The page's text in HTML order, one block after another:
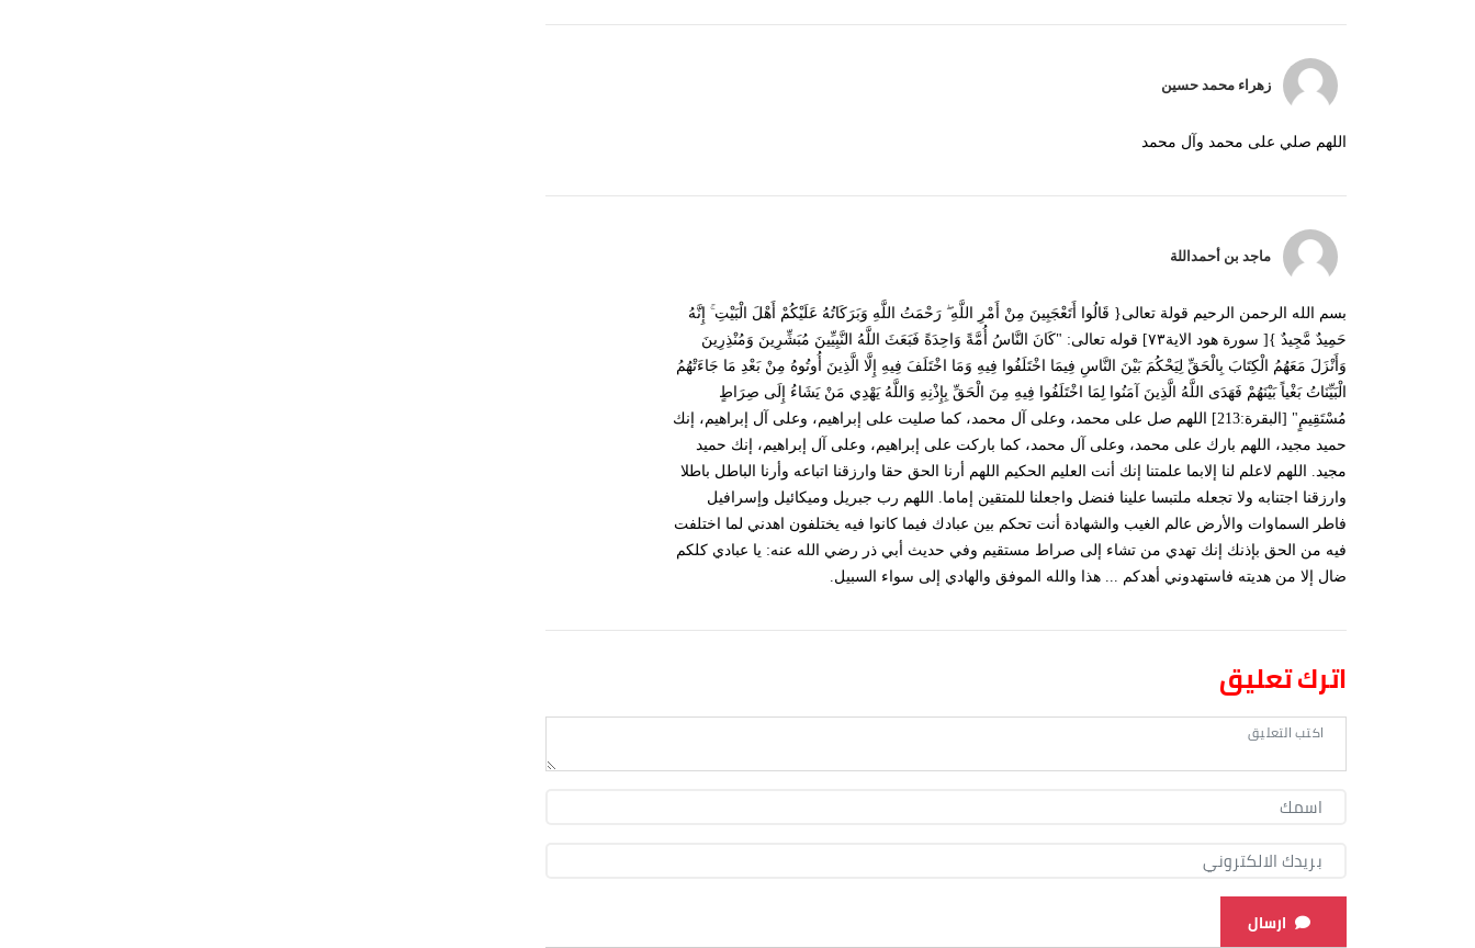
زهراء محمد حسين
اللهم صلي على محمد وآل محمد
ماجد بن أحمداللة
بسم الله الرحمن الرحيم قولة تعالى{ قَالُوا أَتَعْجَبِينَ مِنْ أَمْرِ اللَّهِ ۖ رَحْمَتُ اللَّهِ وَبَرَكَاتُهُ عَلَيْكُمْ أَهْلَ الْبَيْتِ ۚ إِنَّهُ
حَمِيدٌ مَّجِيدٌ }[ سورة هود الاية٧٣] قوله تعالى: "كَانَ النَّاسُ أُمَّةً وَاحِدَةً فَبَعَثَ اللَّهُ النَّبِيِّينَ مُبَشِّرِينَ وَمُنْذِرِينَ
وَأَنْزَلَ مَعَهُمُ الْكِتَابَ بِالْحَقِّ لِيَحْكُمَ بَيْنَ النَّاسِ فِيمَا اخْتَلَفُوا فِيهِ وَمَا اخْتَلَفَ فِيهِ إِلَّا الَّذِينَ أُوتُوهُ مِنْ بَعْدِ مَا جَاءَتْهُمُ
الْبَيِّنَاتُ بَغْياً بَيْنَهُمْ فَهَدَى اللَّهُ الَّذِينَ آمَنُوا لِمَا اخْتَلَفُوا فِيهِ مِنَ الْحَقِّ بِإِذْنِهِ وَاللَّهُ يَهْدِي مَنْ يَشَاءُ إِلَى صِرَاطٍ
مُسْتَقِيمٍ" [البقرة:213] اللهم صل على محمد، وعلى آل محمد، كما صليت على إبراهيم، وعلى آل إبراهيم، إنك
حميد مجيد، اللهم بارك على محمد، وعلى آل محمد، كما باركت على إبراهيم، وعلى آل إبراهيم، إنك حميد
مجيد. اللهم لاعلم لنا إلابما علمتنا إنك أنت العليم الحكيم اللهم أرنا الحق حقا وارزقنا اتباعه وأرنا الباطل باطلا
وارزقنا اجتنابه ولا تجعله ملتبسا علينا فنضل واجعلنا للمتقين إماما. اللهم رب جبريل وميكائيل وإسرافيل
فاطر السماوات والأرض عالم الغيب والشهادة أنت تحكم بين عبادك فيما كانوا فيه يختلفون اهدني لما اختلفت
فيه من الحق بإذنك إنك تهدي من تشاء إلى صراط مستقيم وفي حديث أبي ذر رضي الله عنه: يا عبادي كلكم
ضال إلا من هديته فاستهدوني أهدكم ... هذا والله الموفق والهادي إلى سواء السبيل.
اترك تعليق
ارسال